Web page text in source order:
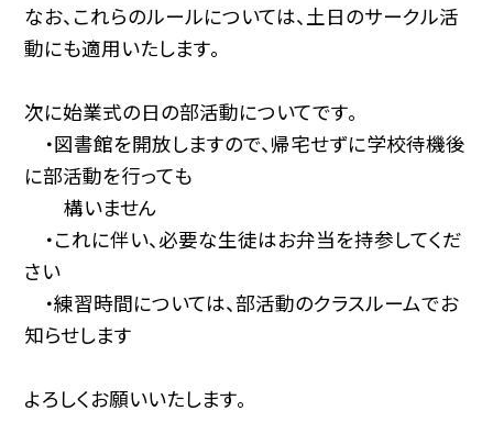
なお、これらのルールについては、土日のサークル活
動にも適用いたします。
次に始業式の日の部活動についてです。
・図書館を開放しますので、帰宅せずに学校待機後
に部活動を行っても
構いません
・これに伴い、必要な生徒はお弁当を持参してくだ
さい
・練習時間については、部活動のクラスルームでお
知らせします
よろしくお願いいたします。